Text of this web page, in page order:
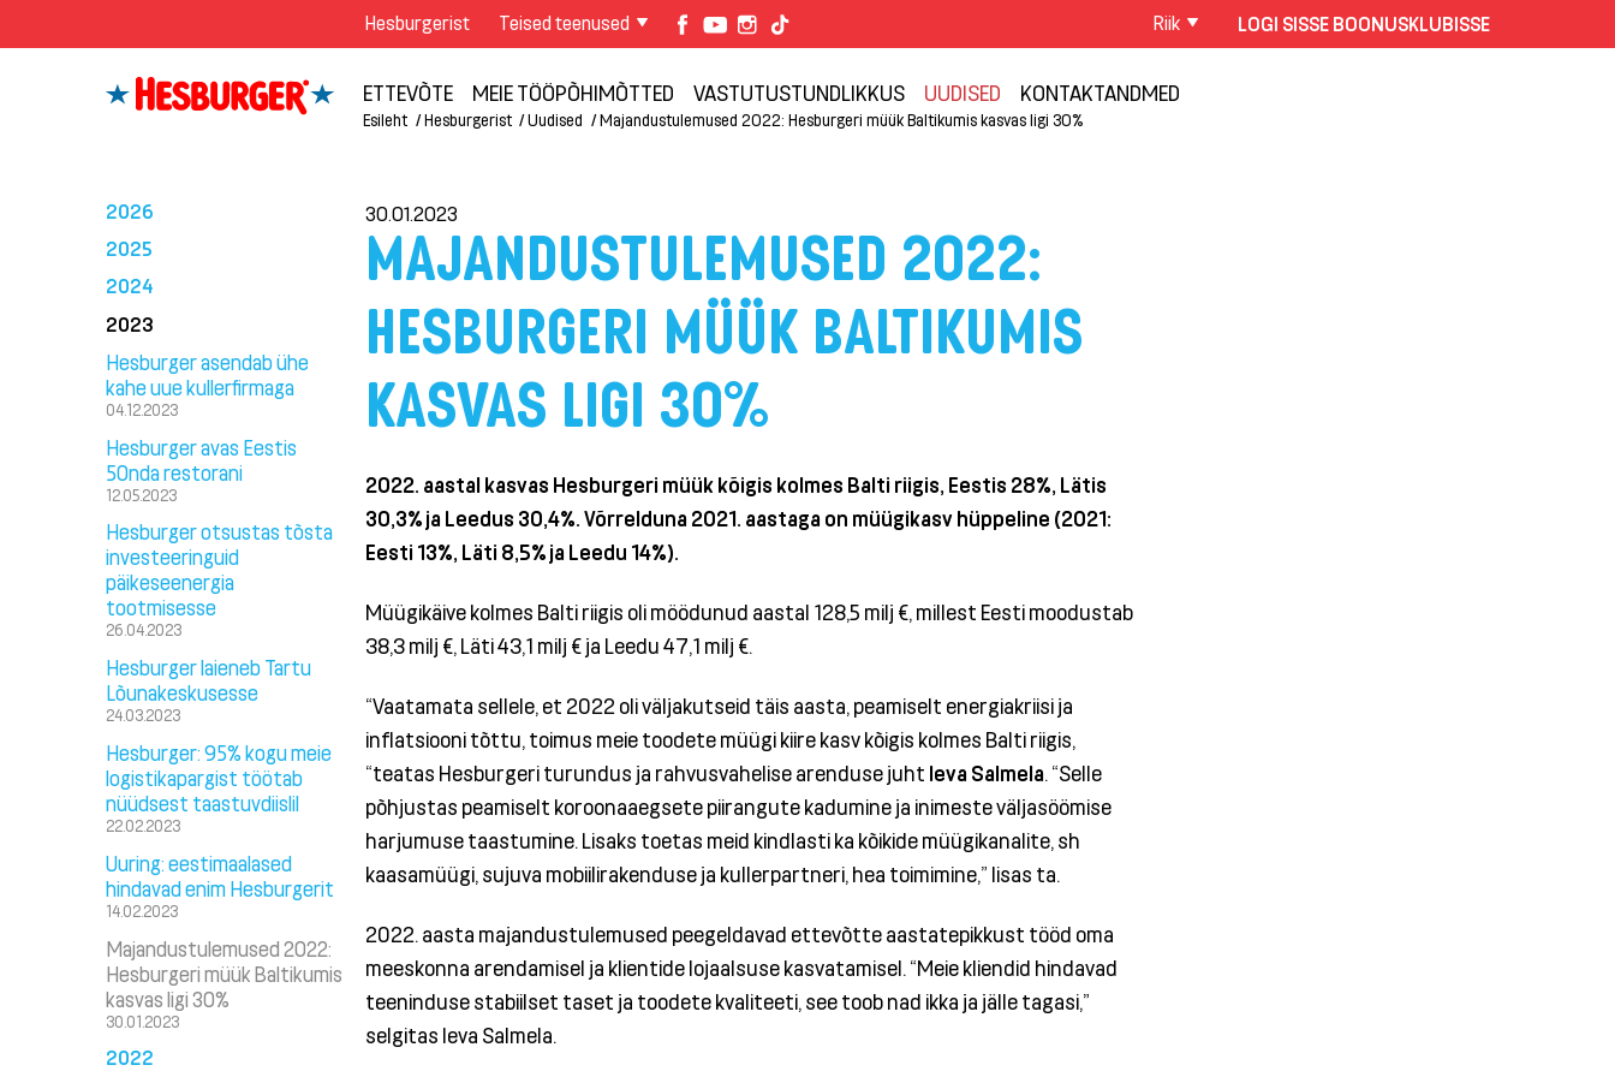
Hesburgerist Teised teenused Riik LOGI SISSE BOONUSKLUBISSE
ETTEVÕTE MEIE TÖÖPÕHIMÕTTED VASTUTUSTUNDLIKKUS UUDISED KONTAKTANDMED
Esileht Hesburgerist Uudised Majandustulemused 2022: Hesburgeri müük Baltikumis kasvas ligi 30%
30.01.2023
MAJANDUSTULEMUSED 2022:
HESBURGERI MÜÜK BALTIKUMIS
KASVAS LIGI 30%
2022. aastal kasvas Hesburgeri müük kõigis kolmes Balti riigis, Eestis 28%, Lätis
30,3% ja Leedus 30,4%. Võrrelduna 2021. aastaga on müügikasv hüppeline (2021:
Eesti 13%, Läti 8,5% ja Leedu 14%).
Müügikäive kolmes Balti riigis oli möödunud aastal 128,5 milj €, millest Eesti moodustab
38,3 milj €, Läti 43,1 milj € ja Leedu 47,1 milj €.
“Vaatamata sellele, et 2022 oli väljakutseid täis aasta, peamiselt energiakriisi ja
inflatsiooni tõttu, toimus meie toodete müügi kiire kasv kõigis kolmes Balti riigis,
“teatas Hesburgeri turundus ja rahvusvahelise arenduse juht Ieva Salmela. “Selle
põhjustas peamiselt koroonaaegsete piirangute kadumine ja inimeste väljasöömise
harjumuse taastumine. Lisaks toetas meid kindlasti ka kõikide müügikanalite, sh
kaasamüügi, sujuva mobiilirakenduse ja kullerpartneri, hea toimimine,” lisas ta.
2022. aasta majandustulemused peegeldavad ettevõtte aastatepikkust tööd oma
meeskonna arendamisel ja klientide lojaalsuse kasvatamisel. “Meie kliendid hindavad
teeninduse stabiilset taset ja toodete kvaliteeti, see toob nad ikka ja jälle tagasi,”
selgitas Ieva Salmela.
2026
2025
2024
2023
Hesburger asendab ühe
kahe uue kullerfirmaga
04.12.2023
Hesburger avas Eestis
50nda restorani
12.05.2023
Hesburger otsustas tõsta
investeeringuid
päikeseenergia
tootmisesse
26.04.2023
Hesburger laieneb Tartu
Lõunakeskusesse
24.03.2023
Hesburger: 95% kogu meie
logistikapargist töötab
nüüdsest taastuvdiislil
22.02.2023
Uuring: eestimaalased
hindavad enim Hesburgerit
14.02.2023
Majandustulemused 2022:
Hesburgeri müük Baltikumis
kasvas ligi 30%
30.01.2023
2022